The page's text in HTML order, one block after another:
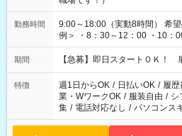
勤務時間
9:00～18:00（実動8時間） 希望の時間帯を選べます！ ＜シフト
例＞ ・8：30～12：00 ・10：
・13：00～22：00 ・22：00～
期間 【急募】即日スタートＯＫ！
特徴 週1日からOK / 日払いOK / 履歴
業・WワークOK / 服装自由 / シ
集 / 電話対応なし / パソコンス